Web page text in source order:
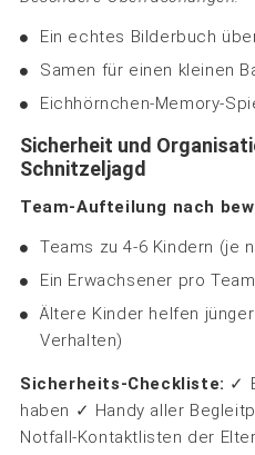
Ein echtes Bilderbuch
Samen für einen kleinen
Eichhörnchen-Memory-
Sicherheit und
Schnitzeljagd
Team-Aufteilung nach
Teams zu 4-6 Kindern (je
Ein Erwachsener pro
Ältere Kinder helfen
Verhalten)
Sicherheits-Checkliste: ✓
haben ✓ Handy aller
Notfall-Kontaktlisten der